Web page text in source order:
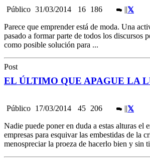
Público 31/03/2014 16 186 ||
Parece que emprender está de moda. Una
pasado a formar parte de todos los discursos
como posible solución para ...
Post
EL ÚLTIMO QUE APAGUE LA
Público 17/03/2014 45 206 ||
Nadie puede poner en duda a estas alturas el
empresas para esquivar las embestidas de la
menospreciar la proeza de hacerlo bien y sin